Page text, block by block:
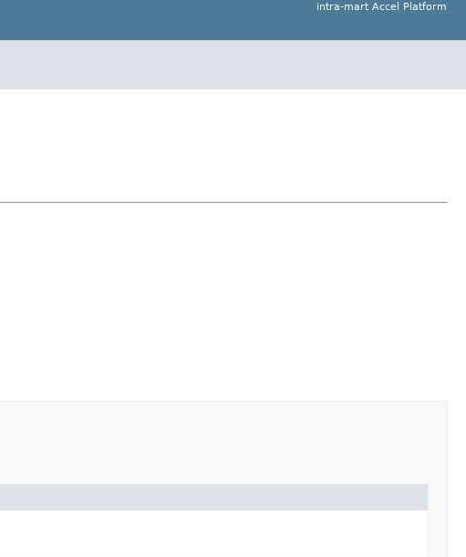
intra-mart Accel Platform